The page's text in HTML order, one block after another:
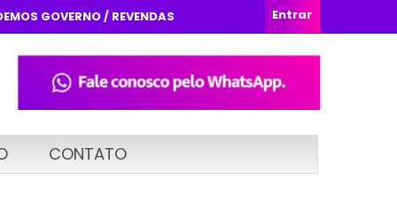
Entrar
GOVERNO / REVENDAS
CONTATO